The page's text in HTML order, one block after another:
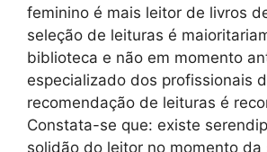
feminino é mais leitor de livros
seleção de leituras é
biblioteca e não em momento
especializado dos profissionais
recomendação de leituras é
Constata-se que: existe
solidão do leitor no momento da